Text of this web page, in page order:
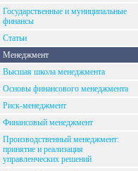
Государственные и муниципальные
финансы
Статьи
Менеджмент
Высшая школа менеджмента
Основы финансового менеджмента
Риск-менеджмент
Финансовый менеджмент
Производственный менеджмент:
принятие и реализация
управленческих решений